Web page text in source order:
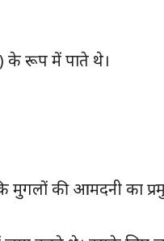
के रूप में पाते थे।
मुगलों की आमदनी का